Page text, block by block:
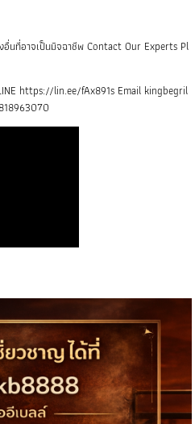
นที่อาจเป็นมิจฉาชีพ Contact Our Experts Pl
https://lin.ee/fAx891s Email kingbegril